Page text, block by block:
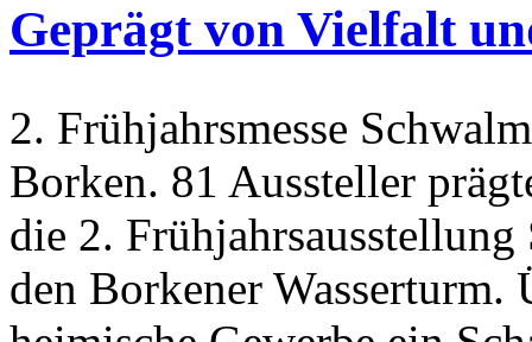
Geprägt von Vielfalt
2. Frühjahrsmesse
Borken. 81 Aussteller
die 2.
den Borkener Wasserturm.